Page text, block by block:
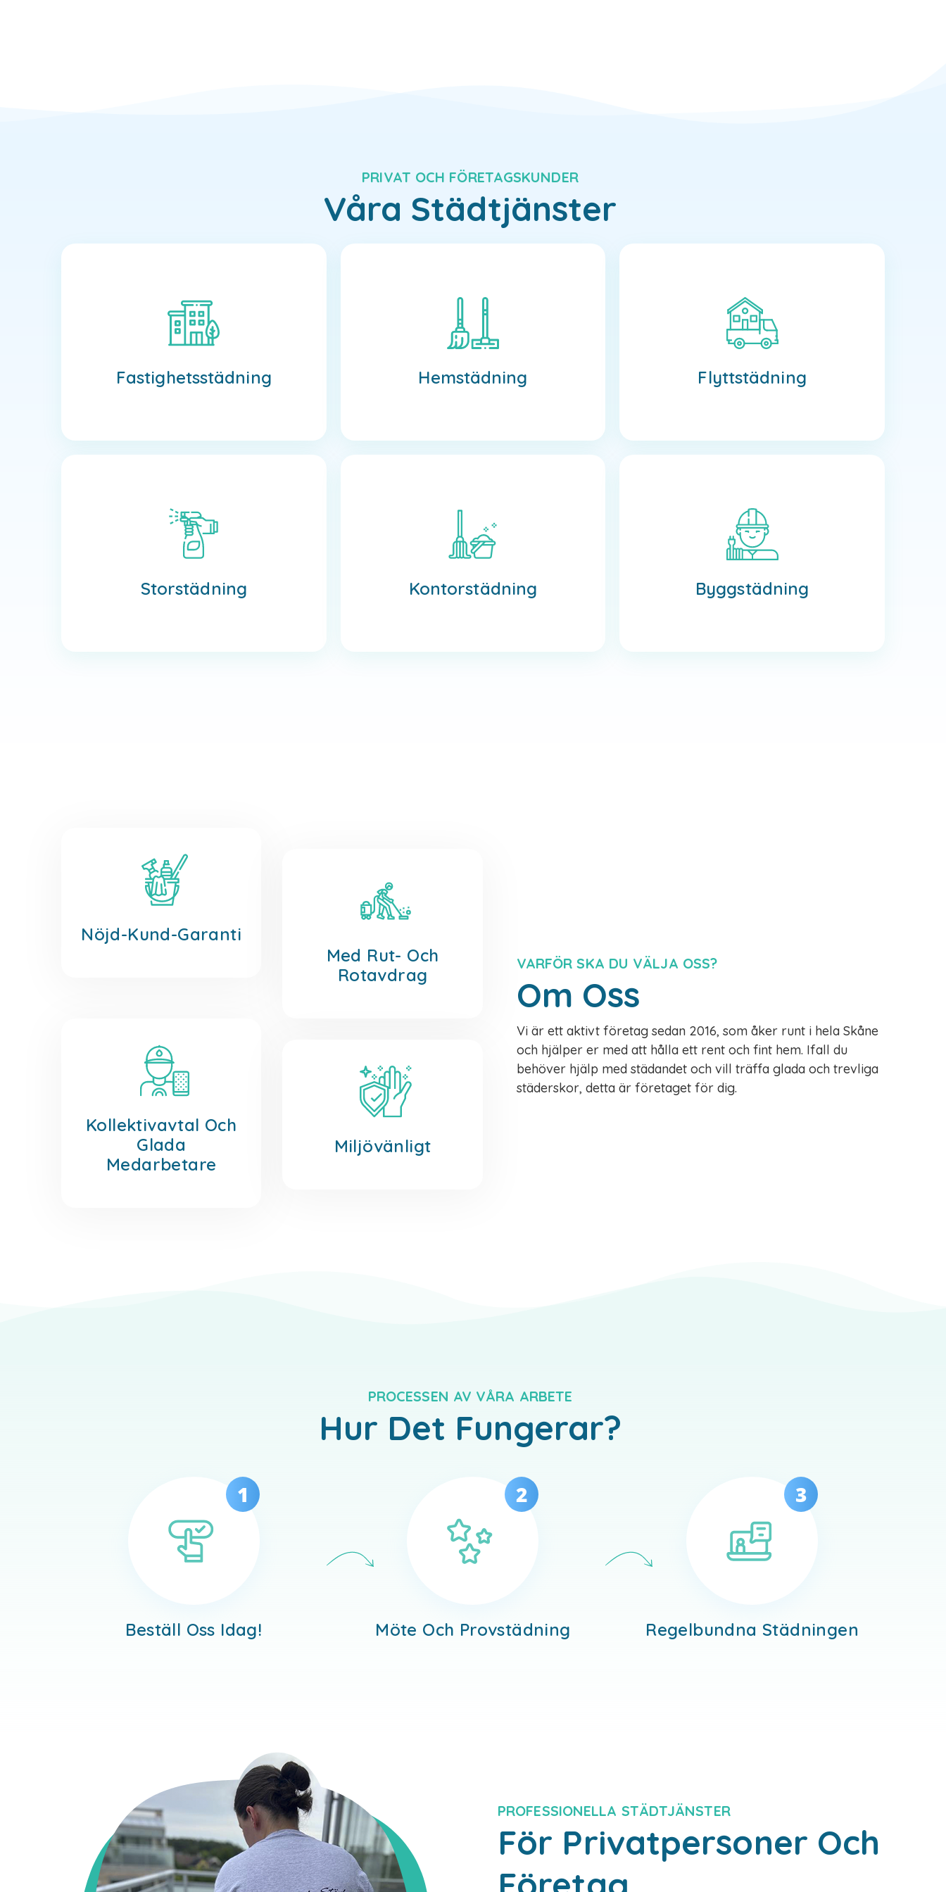
PRIVAT OCH FÖRETAGSKUNDER
Våra Städtjänster
Fastighetsstädning
Fastighetsstädning
Hemstädning
Hemstädning
Flyttstädning
Flyttstädning
Storstädning
Storstädning
Kontorstädning
Kontorstädning
Byggstädning
Byggstädning
Nöjd-Kund-Garanti
Med Rut- Och
Rotavdrag
Kollektivavtal Och
Glada
Medarbetare
Miljövänligt
VARFÖR SKA DU VÄLJA OSS?
Om Oss
Vi är ett aktivt företag sedan 2016, som åker runt i hela Skåne
och hjälper er med att hålla ett rent och fint hem. Ifall du
behöver hjälp med städandet och vill träffa glada och trevliga
städerskor, detta är företaget för dig.
PROCESSEN AV VÅRA ARBETE
Hur Det Fungerar?
Beställ Oss Idag! Möte Och Provstädning Regelbundna Städningen
PROFESSIONELLA STÄDTJÄNSTER
För Privatpersoner Och